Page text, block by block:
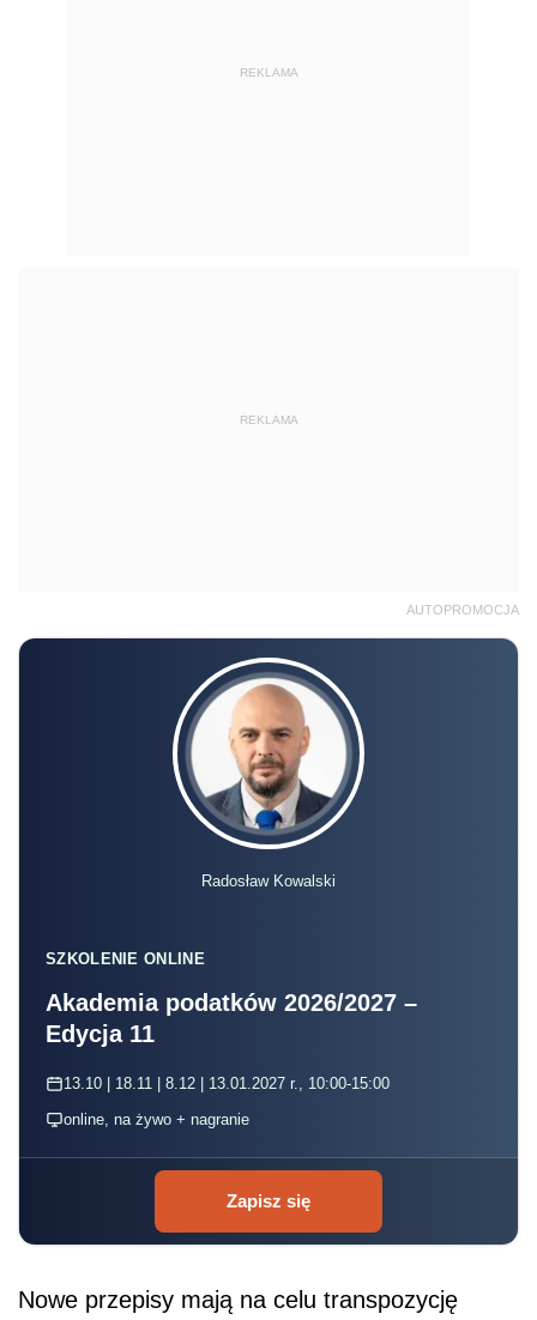
REKLAMA
REKLAMA
AUTOPROMOCJA
Radosław Kowalski
SZKOLENIE ONLINE
Akademia podatków 2026/2027 –
Edycja 11
13.10 | 18.11 | 8.12 | 13.01.2027 r., 10:00-15:00
online, na żywo + nagranie
Zapisz się
Nowe przepisy mają na celu transpozycję